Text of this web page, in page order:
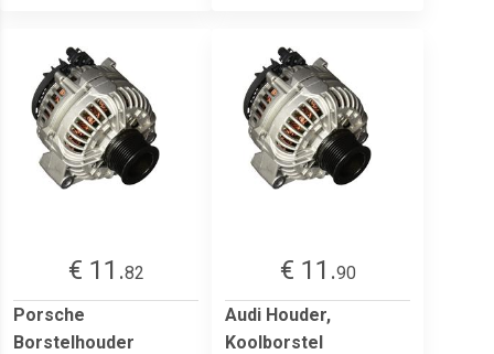
€ 11.82
Porsche
Borstelhouder
€ 11.90
Audi Houder,
Koolborstel